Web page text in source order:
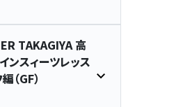
TAKAGIYA 高
ンスィーツレッス
（GF）